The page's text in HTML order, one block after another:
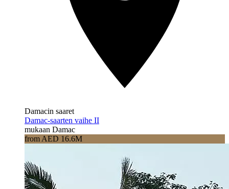
Damacin saaret
Damac-saarten vaihe II
mukaan Damac
from AED 16.6M